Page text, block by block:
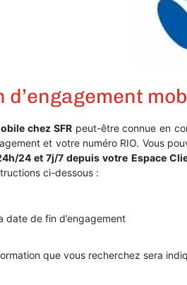
chez SFRpeut-être connue en
et votre numéro RIO. Vous
24 et 7j/7 depuis votre Espace
ci-dessous :
date de fin d’engagement
que vous recherchez sera